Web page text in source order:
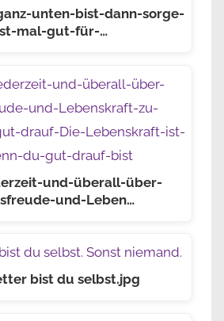
unten-bist-dann-sorge-
mal-gut-für-…
und-überall-über-
und-Leben…
bist du selbst.jpg